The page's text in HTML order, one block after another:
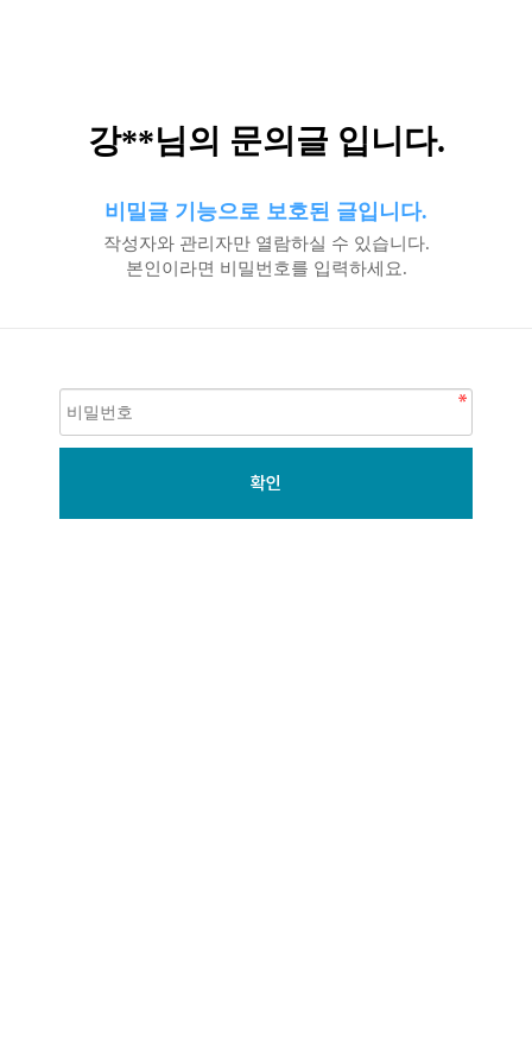
강**님의 문의글 입니다.
비밀글 기능으로 보호된 글입니다.
작성자와 관리자만 열람하실 수 있습니다.
본인이라면 비밀번호를 입력하세요.